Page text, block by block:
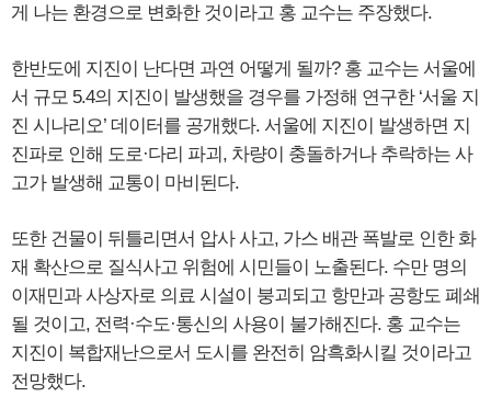
게 나는 환경으로 변화한 것이라고 홍 교수는 주장했다.
한반도에 지진이 난다면 과연 어떻게 될까? 홍 교수는 서울에
서 규모 5.4의 지진이 발생했을 경우를 가정해 연구한 ‘서울 지
진 시나리오’ 데이터를 공개했다. 서울에 지진이 발생하면 지
진파로 인해 도로·다리 파괴, 차량이 충돌하거나 추락하는 사
고가 발생해 교통이 마비된다.
또한 건물이 뒤틀리면서 압사 사고, 가스 배관 폭발로 인한 화
재 확산으로 질식사고 위험에 시민들이 노출된다. 수만 명의
이재민과 사상자로 의료 시설이 붕괴되고 항만과 공항도 폐쇄
될 것이고, 전력·수도·통신의 사용이 불가해진다. 홍 교수는
지진이 복합재난으로서 도시를 완전히 암흑화시킬 것이라고
전망했다.